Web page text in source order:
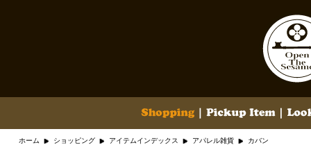
ホーム ショッピング アイテムインデックス アパレル雑貨 カバン